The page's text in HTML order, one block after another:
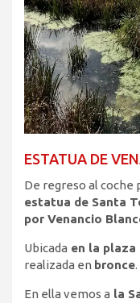
ESTATUA DE
De regreso al coche
estatua de Santa
por Venancio
Ubicada en la plaza
realizada en bronce.
En ella vemos a la